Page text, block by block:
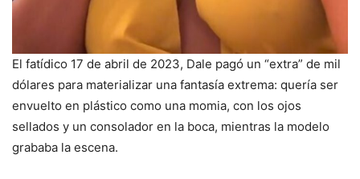
El fatídico 17 de abril de 2023, Dale pagó un “extra” de mil
dólares para materializar una fantasía extrema: quería ser
envuelto en plástico como una momia, con los ojos
sellados y un consolador en la boca, mientras la modelo
grababa la escena.